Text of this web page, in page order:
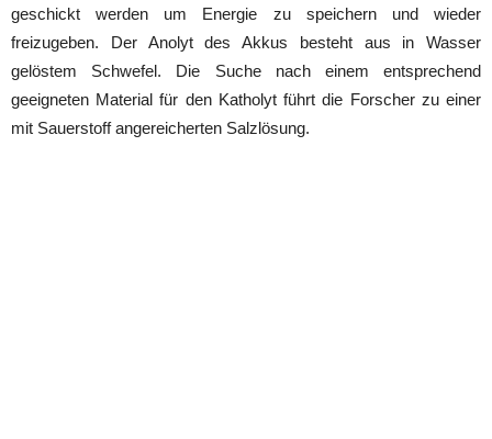
geschickt werden um Energie zu speichern und wieder
freizugeben. Der Anolyt des Akkus besteht aus in Wasser
gelöstem Schwefel. Die Suche nach einem entsprechend
geeigneten Material für den Katholyt führt die Forscher zu einer
mit Sauerstoff angereicherten Salzlösung.